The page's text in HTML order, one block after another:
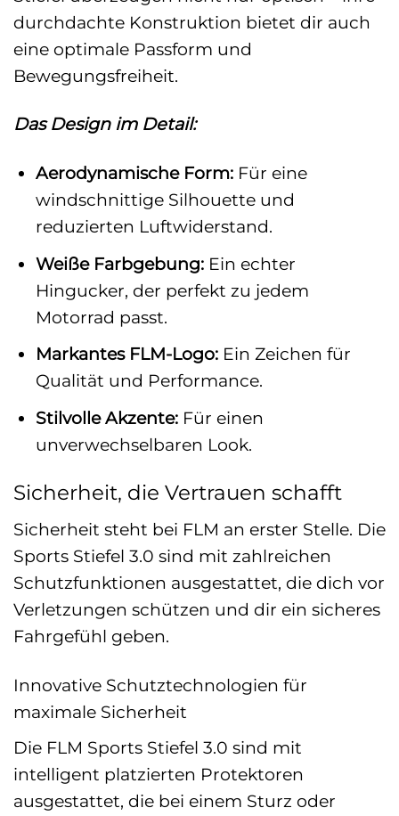
durchdachte Konstruktion bietet dir auch
eine optimale Passform und
Bewegungsfreiheit.
Das Design im Detail:
Aerodynamische Form:Für eine
windschnittige Silhouette und
reduzierten Luftwiderstand.
Weiße Farbgebung:Ein echter
Hingucker, der perfekt zu jedem
Motorrad passt.
Markantes FLM-Logo:Ein Zeichen für
Qualität und Performance.
Stilvolle Akzente:Für einen
unverwechselbaren Look.
Sicherheit, die Vertrauen schafft
Sicherheit steht bei FLM an erster Stelle. Die
Sports Stiefel 3.0 sind mit zahlreichen
Schutzfunktionen ausgestattet, die dich vor
Verletzungen schützen und dir ein sicheres
Fahrgefühl geben.
Innovative Schutztechnologien für
maximale Sicherheit
Die FLM Sports Stiefel 3.0 sind mit
intelligent platzierten Protektoren
ausgestattet, die bei einem Sturz oder